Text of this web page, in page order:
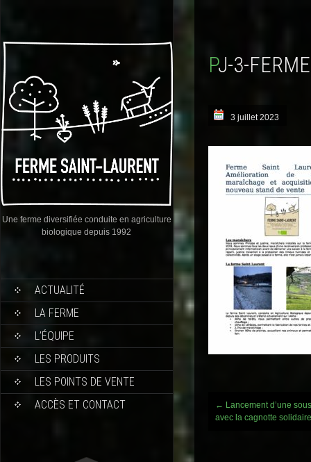
Une ferme diversifiée conduite en agriculture
biologique depuis 1992
ACTUALITÉ
LA FERME
L’ÉQUIPE
LES PRODUITS
LES POINTS DE VENTE
ACCÈS ET CONTACT
PJ-3-
3 juillet 2023
Post
navigation
← Lancement d’une
avec la cagnotte solidaire